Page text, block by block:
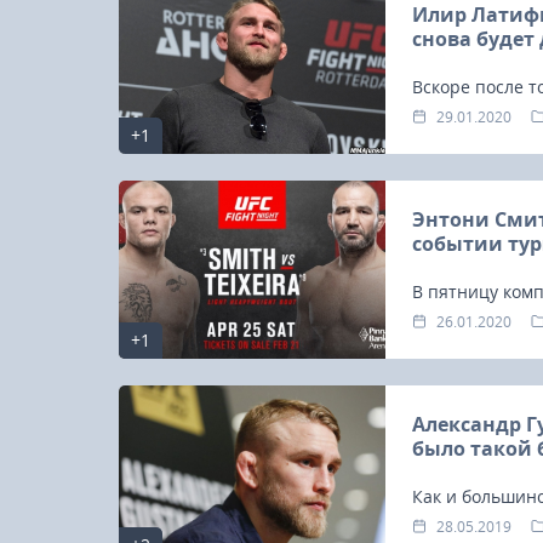
+1
Илир
снова будет
Вскоре после
проиграл
объявил о
29.01.2020
+1
Энтони
событии
В пятницу
Тексейра
26.01.2020
Александр
было такой
Как и
против Джона
28.05.2019